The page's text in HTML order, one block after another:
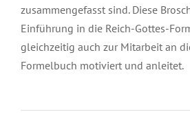
zusammengefasst sind. Diese
Einführung in die Reich-Gottes-
gleichzeitig auch zur Mitarbeit an
Formelbuch motiviert und anleitet.
Buch: Die